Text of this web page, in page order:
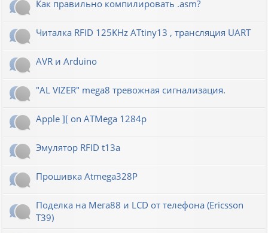
Как правильно компилировать .asm?
Читалка RFID 125KHz ATtiny13 , трансляция UART
AVR и Arduino
"AL VIZER" mega8 тревожная сигнализация.
Apple ][ on ATMega 1284p
Эмулятор RFID t13a
Прошивка Atmega328P
Поделка на Мега88 и LCD от телефона (Ericsson
T39)